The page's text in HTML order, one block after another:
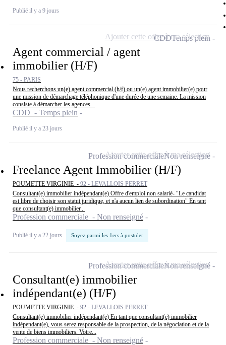
Publié il y a 9 jours
Agent commercial / agent
immobilier (H/F)
75 - PARIS
Nous recherchons un(e) agent commercial (h/f) ou un(e) agent immobilier(e) pour
une mission de démarchage téléphonique d'une durée de une semaine. La mission
consiste à démarcher les agences...
CDD - Temps plein
Publié il y a 23 jours
CDDTemps plein
Ajouter cette offre à ma sélection
Freelance Agent Immobilier (H/F)
POUMETTE VIRGINIE - 92 - LEVALLOIS PERRET
Consultant(e) immobilier indépendant(e) Offre d'emploi non salarié- "Le candidat
est libre de choisir son statut juridique, et n'a aucun lien de subordination" En tant
que consultant(e) immobilier...
Profession commerciale - Non renseigné
Publié il y a 22 jours Soyez parmi les 1ers à postuler
Profession commercialeNon renseigné
Ajouter cette offre à ma sélection
Consultant(e) immobilier
indépendant(e) (H/F)
POUMETTE VIRGINIE - 92 - LEVALLOIS PERRET
Consultant(e) immobilier indépendant(e) En tant que consultant(e) immobilier
indépendant(e), vous serez responsable de la prospection, de la négociation et de la
vente de biens immobiliers. Votre...
Profession commerciale - Non renseigné
Profession commercialeNon renseigné
Ajouter cette offre à ma sélection